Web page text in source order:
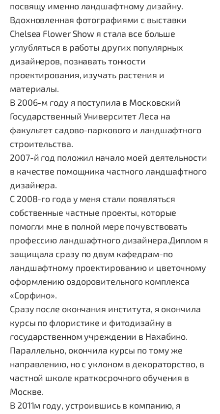
посвящу именно ландшафтному дизайну.
Вдохновленная фотографиями с выставки
Chelsea Flower Show я стала все больше
углубляться в работы других популярных
дизайнеров, познавать тонкости
проектирования, изучать растения и
материалы.
В 2006-м году я поступила в Московский
Государственный Университет Леса на
факультет садово-паркового и ландшафтного
строительства.
2007-й год положил начало моей деятельности
в качестве помощника частного ландшафтного
дизайнера.
С 2008-го года у меня стали появляться
собственные частные проекты, которые
помогли мне в полной мере почувствовать
профессию ландшафтного дизайнера.Диплом я
защищала сразу по двум кафедрам-по
ландшафтному проектированию и цветочному
оформлению оздоровительного комплекса
«Сорфино».
Сразу после окончания института, я окончила
курсы по флористике и фитодизайну в
государственном учреждении в Нахабино.
Параллельно, окончила курсы по тому же
направлению, но с уклоном в декораторство, в
частной школе краткосрочного обучения в
Москве.
В 2011м году, устроившись в компанию, я